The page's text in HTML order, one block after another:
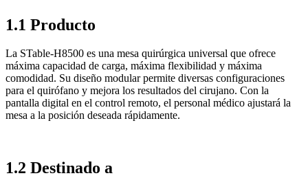
1.1 Producto
La STable-H8500 es una mesa quirúrgica universal que ofrece
máxima capacidad de carga, máxima flexibilidad y máxima
comodidad. Su diseño modular permite diversas configuraciones
para el quirófano y mejora los resultados del cirujano. Con la
pantalla digital en el control remoto, el personal médico ajustará la
mesa a la posición deseada rápidamente.
1.2 Destinado a